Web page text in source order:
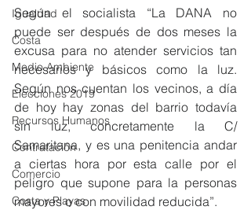
Igualdad
Costa
Medio Ambiente
Elecciones 2019
Recursos Humanos
Contratación
Comercio
Costa y Playas
Según el socialista “La DANA no
puede ser después de dos meses la
excusa para no atender servicios tan
necesarios y básicos como la luz.
Según nos cuentan los vecinos, a día
de hoy hay zonas del barrio todavía
sin luz, concretamente la C/
Samaritana, y es una penitencia andar
a ciertas hora por esta calle por el
peligro que supone para la personas
mayores o con movilidad reducida”.